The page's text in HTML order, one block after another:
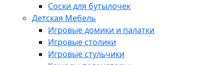
Соски для бутылочек
Детская Мебель
Игровые домики и палатки
Игровые столики
Игровые стульчики